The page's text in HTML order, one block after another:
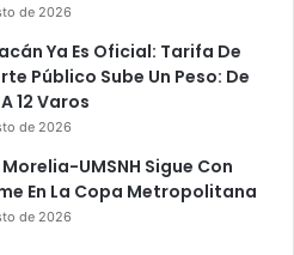
de 2026
Ya Es Oficial: Tarifa De
Público Sube Un Peso: De
12 Varos
de 2026
UMSNH Sigue Con
En La Copa Metropolitana
de 2026